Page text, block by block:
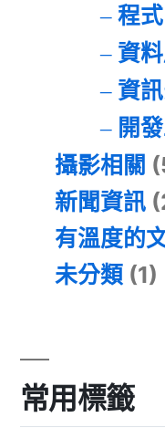
程
資
資
開
攝影相關
新聞資訊
有溫度的
未分類 (1)
常用標籤